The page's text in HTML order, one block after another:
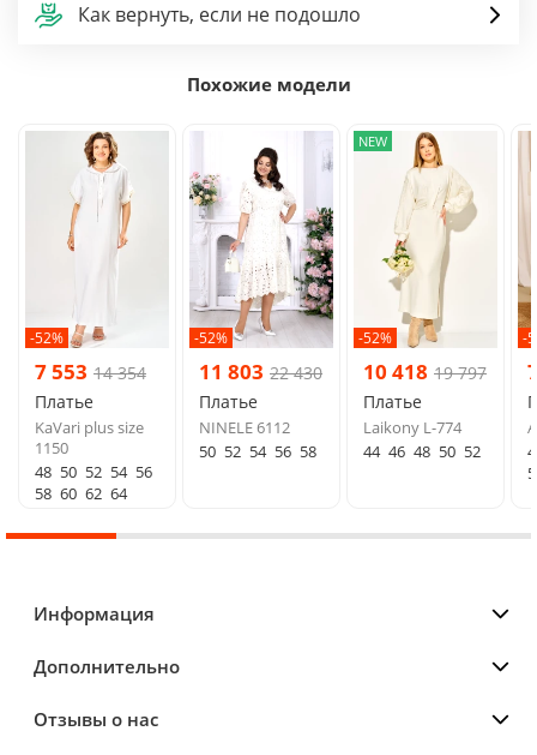
Как вернуть, если не подошло
Похожие модели
-52%
7 553 14 354
Платье
KaVari plus size
1150
48 50 52 54 56
58 60 62 64
-52%
11 803 22 430
Платье
NINELE 6112
50 52 54 56 58
NEW
-52%
10 418 19 797
Платье
Laikony L-774
44 46 48 50 52
-
Информация
Дополнительно
Отзывы о нас